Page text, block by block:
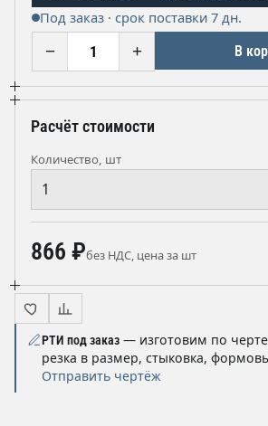
Под заказ · срок поставки 7 дн.
− + В
Расчёт стоимости
Количество, шт
866 ₽без НДС, цена за шт
РТИ под заказ — изготовим по
резка в размер, стыковка,
Отправить чертёж